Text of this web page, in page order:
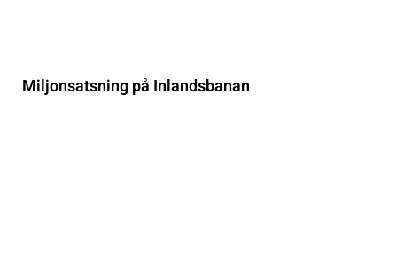
Miljonsatsning på Inlandsbanan